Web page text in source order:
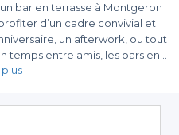
bar en terrasse à Montgeron
d’un cadre convivial et
un afterwork, ou tout
temps entre amis, les bars en
vous offrent une atmosphère
inégalée
une sélection des meilleurs